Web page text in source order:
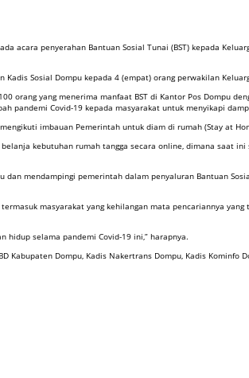
acara penyerahan Bantuan Sosial Tunai (BST) kepada
Sosial Dompu kepada 4 (empat) orang perwakilan
orang yang menerima manfaat BST di Kantor Pos Dompu
Covid-19 kepada masyarakat untuk menyikapi
imbauan Pemerintah untuk diam di rumah (Stay at
kebutuhan rumah tangga secara online, dimana saat
mendampingi pemerintah dalam penyaluran Bantuan
masyarakat yang kehilangan mata pencariannya
hidup selama pandemi Covid-19 ini,” harapnya.
Dompu, Kadis Nakertrans Dompu, Kadis